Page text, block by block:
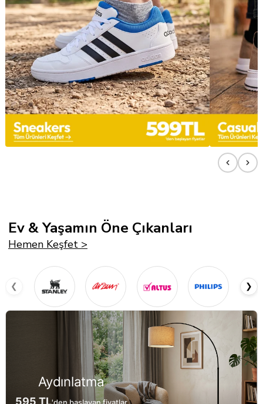
Ev & Yaşamın Öne Çıkanları
Hemen Keşfet >
❮ ❯
Ürünleri
'a varan indirim 119,99